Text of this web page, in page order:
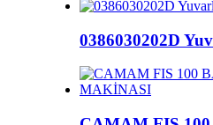
0386030202D